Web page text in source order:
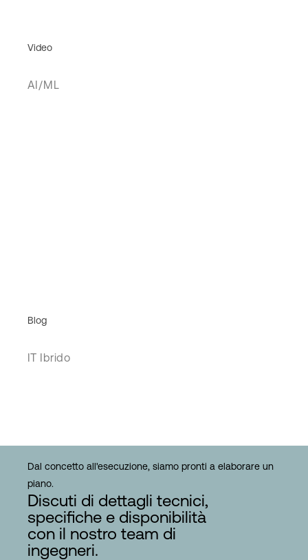
Video
AI/ML
Blog
IT Ibrido
Dal concetto all'esecuzione, siamo pronti a elaborare un
piano.
Discuti di dettagli tecnici,
specifiche e disponibilità
con il nostro team di
ingegneri.